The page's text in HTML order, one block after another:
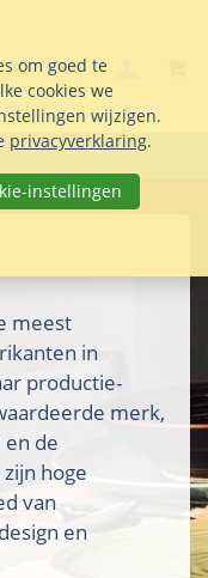
uw vraag
085 76 07 000
Search
meest
in
productie-
merk,
de
hoge
van
en
om goed te
cookies we
wijzigen.
privacyverklaring.
instellingen